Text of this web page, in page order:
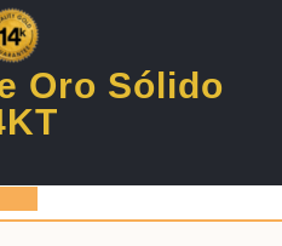
Oro Sólido
Open